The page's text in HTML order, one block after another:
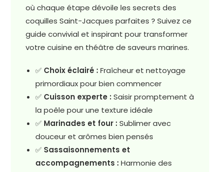
où chaque étape dévoile les secrets des
coquilles Saint-Jacques parfaites ? Suivez ce
guide convivial et inspirant pour transformer
votre cuisine en théâtre de saveurs marines.
✅ Choix éclairé : Fraîcheur et nettoyage
primordiaux pour bien commencer
✅ Cuisson experte : Saisir promptement à
la poêle pour une texture idéale
✅ Marinades et four : Sublimer avec
douceur et arômes bien pensés
✅ Sassaisonnements et
accompagnements : Harmonie des